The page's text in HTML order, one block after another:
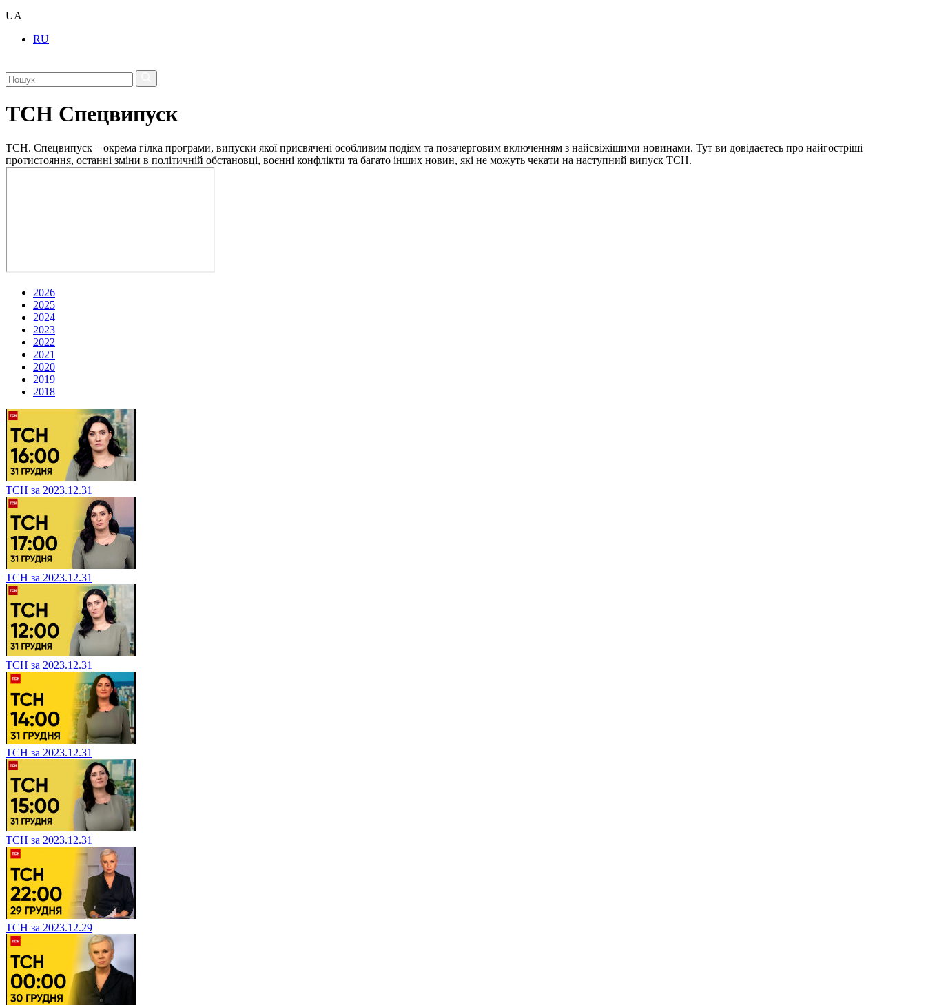
UA
RU
ТСН Спецвипуск
ТСН. Спецвипуск – окрема гілка програми, випуски якої присвячені особливим подіям та позачерговим включенням з найсвіжішими новинами. Тут ви довідаєтесь про найгостріші
протистояння, останні зміни в політичній обстановці, воєнні конфлікти та багато інших новин, які не можуть чекати на наступний випуск ТСН.
2026
2025
2024
2023
2022
2021
2020
2019
2018
ТСН за 2023.12.31
ТСН за 2023.12.31
ТСН за 2023.12.31
ТСН за 2023.12.31
ТСН за 2023.12.31
ТСН за 2023.12.29